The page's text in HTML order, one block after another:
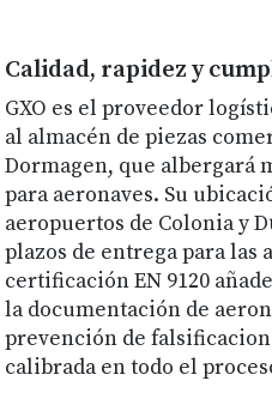
Calidad, rapidez y
GXO es el proveedor
al almacén de piezas
Dormagen, que albergará
para aeronaves. Su
aeropuertos de Colonia y
plazos de entrega para las
certificación EN 9120
la documentación de
prevención de
calibrada en todo el